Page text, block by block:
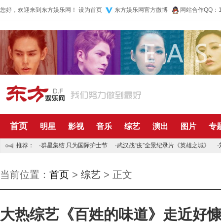
您好，欢迎来到东方娱乐网！ 设为首页 东方娱乐网官方微博 网站合作QQ
首页 明星 影视 音乐 综艺 演出 图片 专
推荐： ·群星集结 只为国际护士节 ·武汉战“疫”全景纪录片《英雄之城》 ·
当前位置： 首页 > 综艺 > 正文
大热综艺《百姓的味道》走近好